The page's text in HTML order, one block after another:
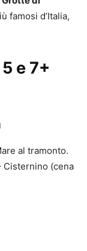
famosi d’Italia,
e 7+
al tramonto.
Cisternino (cena